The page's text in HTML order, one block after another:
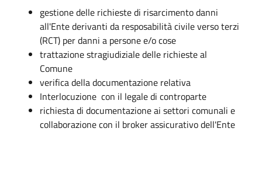
gestione delle richieste di risarcimento danni
all'Ente derivanti da resposabilità civile verso terzi
(RCT) per danni a persone e/o cose
trattazione stragiudiziale delle richieste al
Comune
verifica della documentazione relativa
Interlocuzione con il legale di controparte
richiesta di documentazione ai settori comunali e
collaborazione con il broker assicurativo dell'Ente